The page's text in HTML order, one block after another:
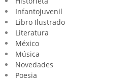
Infantojuvenil
Libro Ilustrado
Literatura
México
Música
Novedades
Poesia